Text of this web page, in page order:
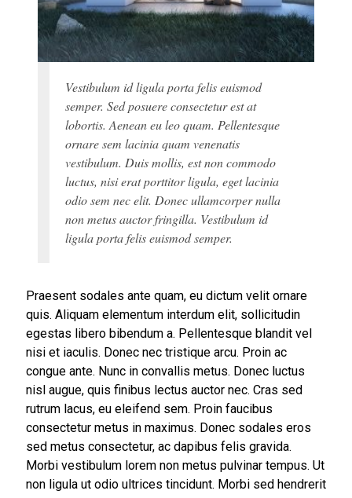
Vestibulum id ligula porta felis euismod
semper. Sed posuere consectetur est at
lobortis. Aenean eu leo quam. Pellentesque
ornare sem lacinia quam venenatis
vestibulum. Duis mollis, est non commodo
luctus, nisi erat porttitor ligula, eget lacinia
odio sem nec elit. Donec ullamcorper nulla
non metus auctor fringilla. Vestibulum id
ligula porta felis euismod semper.
Praesent sodales ante quam, eu dictum velit ornare
quis. Aliquam elementum interdum elit, sollicitudin
egestas libero bibendum a. Pellentesque blandit vel
nisi et iaculis. Donec nec tristique arcu. Proin ac
congue ante. Nunc in convallis metus. Donec luctus
nisl augue, quis finibus lectus auctor nec. Cras sed
rutrum lacus, eu eleifend sem. Proin faucibus
consectetur metus in maximus. Donec sodales eros
sed metus consectetur, ac dapibus felis gravida.
Morbi vestibulum lorem non metus pulvinar tempus. Ut
non ligula ut odio ultrices tincidunt. Morbi sed hendrerit